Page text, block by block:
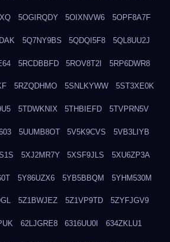
5OGIRQDY 5OIXNVW6 5OPF8A7F
5Q7NY9BS 5QDQI5F8 5QL8UU2J
5RCDBBFD 5ROV8T2I 5RP6DWR8
5RZQDHMO 5SNLKYWW 5ST3XE0K
5TDWKNIX 5THBIEFD 5TVPRN5V
5UUMB8OT 5V5K9CVS 5VB3LIYB
5XJ2MR7Y 5XSF9JLS 5XU6ZP3A
5Y86UZX6 5YB5BBQM 5YHM530M
5Z1BWJEZ 5Z1VP9TD 5ZYFJGV9
62LJGRE8 6316UU0I 634ZKLU1